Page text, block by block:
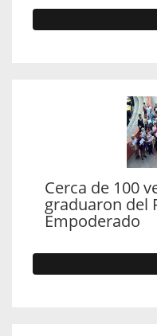
Cerca de 100
graduaron del
Empoderado